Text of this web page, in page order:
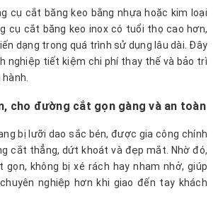
cụ cắt băng keo bằng nhựa hoặc kim loại
cụ cắt băng keo inox có tuổi thọ cao hơn,
dạng trong quá trình sử dụng lâu dài. Đây
nghiệp tiết kiệm chi phí thay thế và bảo trì
cho đường cắt gọn gàng và an toàn
bị lưỡi dao sắc bén, được gia công chính
cắt thẳng, dứt khoát và đẹp mắt. Nhờ đó,
gọn, không bị xé rách hay nham nhở, giúp
nghiệp hơn khi giao đến tay khách